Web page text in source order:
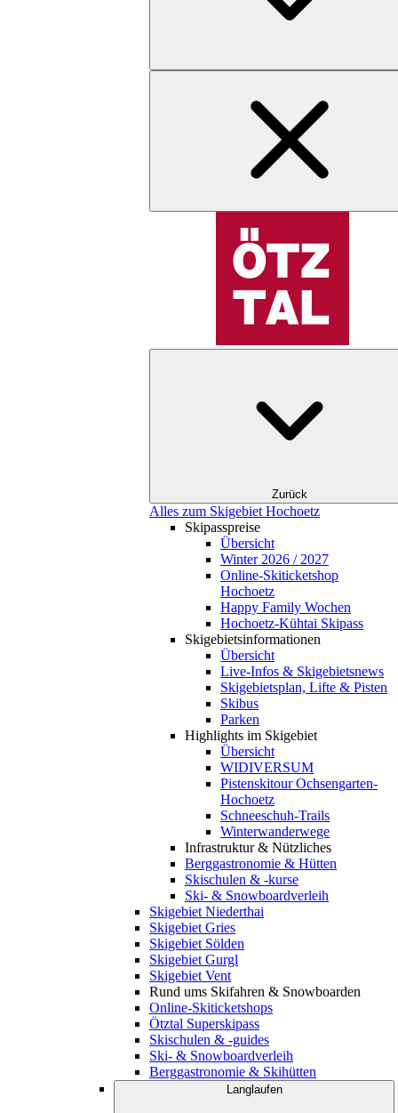
Zurück
Alles zum Skigebiet Hochoetz
Skipasspreise
Übersicht
Winter 2026 / 2027
Online-Skiticketshop
Hochoetz
Happy Family Wochen
Hochoetz-Kühtai Skipass
Skigebietsinformationen
Übersicht
Live-Infos & Skigebietsnews
Skigebietsplan, Lifte & Pisten
Skibus
Parken
Highlights im Skigebiet
Übersicht
WIDIVERSUM
Pistenskitour Ochsengarten-
Hochoetz
Schneeschuh-Trails
Winterwanderwege
Infrastruktur & Nützliches
Berggastronomie & Hütten
Skischulen & -kurse
Ski- & Snowboardverleih
Skigebiet Niederthai
Skigebiet Gries
Skigebiet Sölden
Skigebiet Gurgl
Skigebiet Vent
Rund ums Skifahren & Snowboarden
Online-Skiticketshops
Ötztal Superskipass
Skischulen & -guides
Ski- & Snowboardverleih
Berggastronomie & Skihütten
Langlaufen